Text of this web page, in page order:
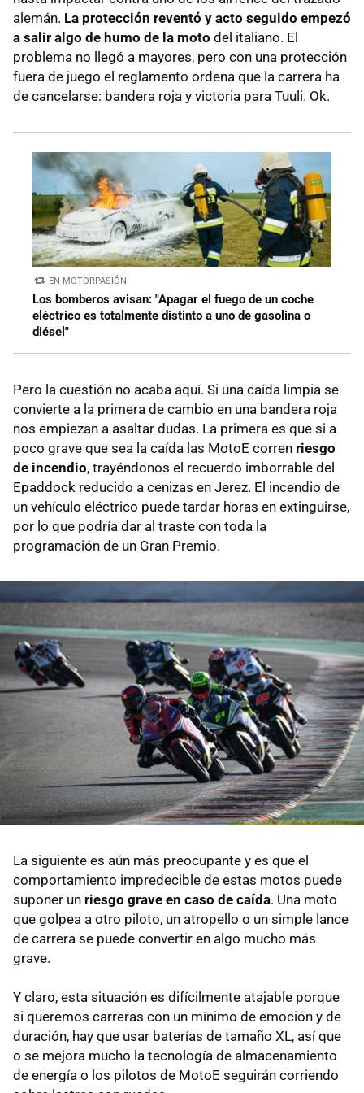
alemán. La protección reventó y acto seguido empezó
a salir algo de humo de la moto del italiano. El
problema no llegó a mayores, pero con una protección
fuera de juego el reglamento ordena que la carrera ha
de cancelarse: bandera roja y victoria para Tuuli. Ok.
EN MOTORPASIÓN
Los bomberos avisan: "Apagar el fuego de un coche
eléctrico es totalmente distinto a uno de gasolina o
diésel"
Pero la cuestión no acaba aquí. Si una caída limpia se
convierte a la primera de cambio en una bandera roja
nos empiezan a asaltar dudas. La primera es que si a
poco grave que sea la caída las MotoE corren riesgo
de incendio, trayéndonos el recuerdo imborrable del
Epaddock reducido a cenizas en Jerez. El incendio de
un vehículo eléctrico puede tardar horas en extinguirse,
por lo que podría dar al traste con toda la
programación de un Gran Premio.
La siguiente es aún más preocupante y es que el
comportamiento impredecible de estas motos puede
suponer un riesgo grave en caso de caída. Una moto
que golpea a otro piloto, un atropello o un simple lance
de carrera se puede convertir en algo mucho más
grave.
Y claro, esta situación es difícilmente atajable porque
si queremos carreras con un mínimo de emoción y de
duración, hay que usar baterías de tamaño XL, así que
o se mejora mucho la tecnología de almacenamiento
de energía o los pilotos de MotoE seguirán corriendo